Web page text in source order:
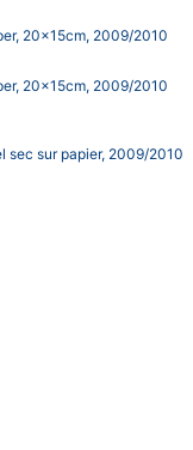
20x15cm, 2009/2010
20x15cm, 2009/2010
sec sur papier, 2009/2010